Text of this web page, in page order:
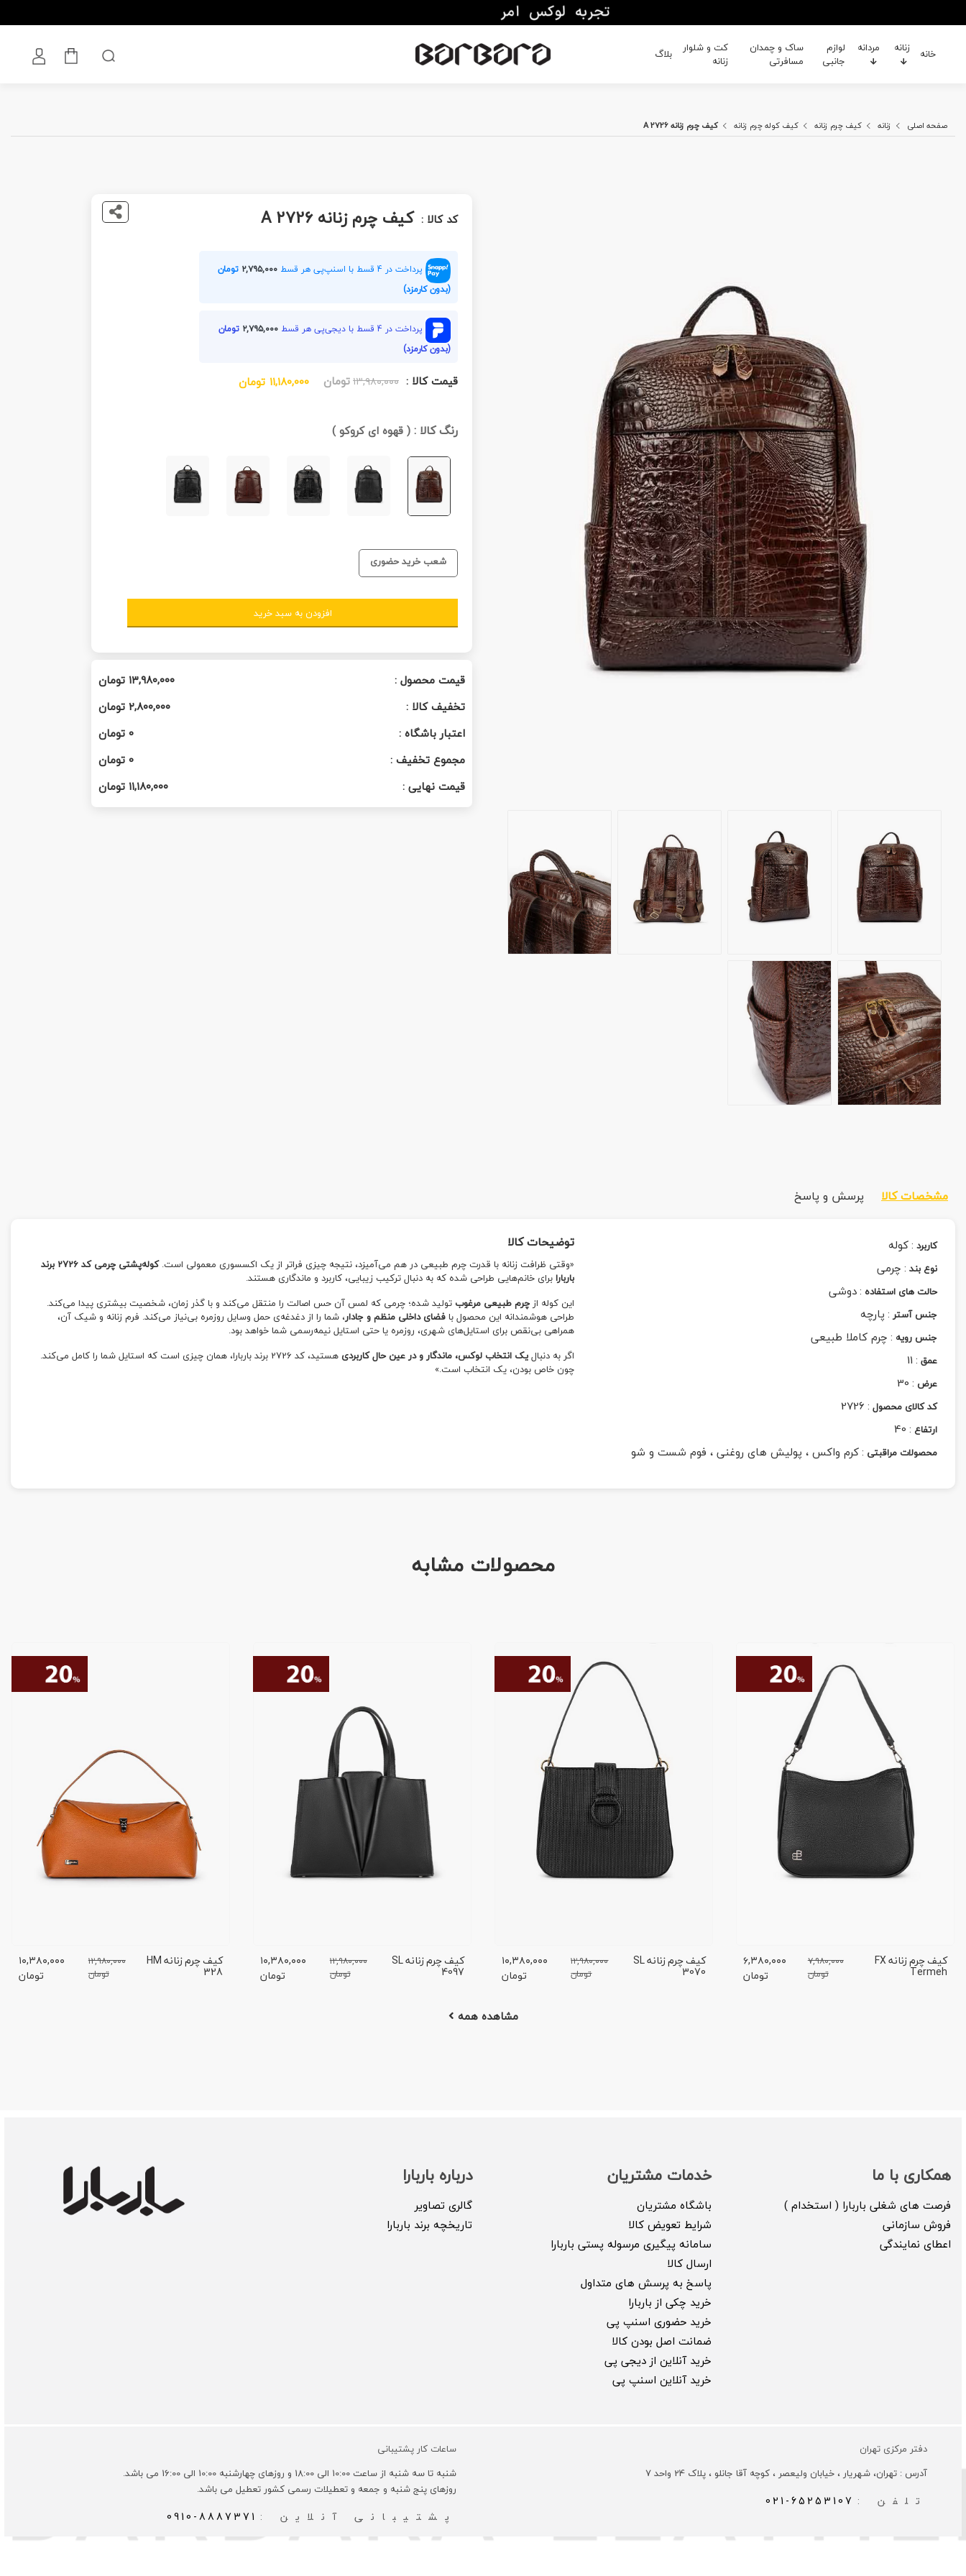
خانه زنانه مردانه
لوازم
جانبی
ساک و چمدان
مسافرتی
کت و شلوار
زنانه
بلاگ
صفحه اصلی زنانه کیف چرم زنانه کیف کوله چرم زنانه کیف چرم زنانه A 2726
کد کالا : کیف چرم زنانه A 2726
پرداخت در 4 قسط با اسنپ‌پی هر قسط ۲,۷۹۵,۰۰۰ تومان
(بدون کارمزد)
پرداخت در 4 قسط با دیجی‌پی هر قسط ۲,۷۹۵,۰۰۰ تومان
(بدون کارمزد)
قیمت کالا : ۱۳,۹۸۰,۰۰۰تومان ۱۱,۱۸۰,۰۰۰ تومان
رنگ کالا :(قهوه ای کروکو)
شعب خرید حضوری
افزودن به سبد خرید
قیمت محصول : ۱۳,۹۸۰,۰۰۰ تومان
تخفیف کالا :
۲,۸۰۰,۰۰۰تومان
اعتبار باشگاه :
0تومان
مجموع تخفیف :
0تومان
قیمت نهایی :
۱۱,۱۸۰,۰۰۰ تومان
مشخصات کالا پرسش و پاسخ
کاربرد :کوله
نوع بند :چرمی
حالت های استفاده :دوشی
جنس آستر :پارچه
جنس رویه :چرم کاملا طبیعی
عمق :
11
عرض :
30
کد کالای محصول :
2726
ارتفاع :
40
محصولات مراقبتی :کرم واکس ، پولیش های روغنی ، فوم شست و شو
توضیحات کالا
«وقتی ظرافت زنانه با قدرت چرم طبیعی در هم می‌آمیزد، نتیجه چیزی فراتر از یک اکسسوری معمولی است.
کوله‌پشتی چرمی کد 2726 برند
باربارابرای خانم‌هایی طراحی شده که به دنبال ترکیب زیبایی، کاربرد و ماندگاری هستند.
این کوله ازچرم طبیعی مرغوب تولید شده؛ چرمی که لمس آن حس اصالت را منتقل می‌کند و با گذر زمان، شخصیت بیشتری پیدا می‌کند.
طراحی هوشمندانه این محصول بافضای داخلی منظم و جادار، شما را از دغدغه‌ی حمل وسایل روزمره بی‌نیاز می‌کند. فرم زنانه و شیک آن،
همراهی بی‌نقص برای استایل‌های شهری، روزمره یا حتی استایل نیمه‌رسمی شما خواهد بود.
اگر به دنبالیک انتخاب لوکس، ماندگار و در عین حال کاربردی
هستید، کد 2726 برند باربارا، همان چیزی است که استایل شما را کامل می‌کند.
چون خاص بودن، یک انتخاب است.»
محصولات مشابه
کیف چرم زنانه FX
Termeh
۷,۹۸۰,۰۰۰
تومان
۶,۳۸۰,۰۰۰
تومان
کیف چرم زنانه SL
3070
۱۲,۹۸۰,۰۰۰
تومان
۱۰,۳۸۰,۰۰۰
تومان
کیف چرم زنانه SL
4097
۱۲,۹۸۰,۰۰۰
تومان
۱۰,۳۸۰,۰۰۰
تومان
کیف چرم زنانه HM
328
۱۲,۹۸۰,۰۰۰
تومان
۱۰,۳۸۰,۰۰۰
تومان
مشاهده همه
همکاری با ما
فرصت های شغلی باربارا ( استخدام )
فروش سازمانی
اعطای نمایندگی
خدمات مشتریان
باشگاه مشتریان
شرایط تعویض کالا
سامانه پیگیری مرسوله پستی باربارا
ارسال کالا
پاسخ به پرسش های متداول
خرید چکی از باربارا
خرید حضوری اسنپ پی
ضمانت اصل بودن کالا
خرید آنلاین از دیجی پی
خرید آنلاین اسنپ پی
درباره باربارا
گالری تصاویر
تاریخچه برند باربارا
دفتر مرکزی تهران
آدرس : تهران، شهریار ، خیابان ولیعصر ، کوچه آقا جانلو ، پلاک 24 واحد 7
تلفن : 021-65253107
ساعات کار پشتیبانی
شنبه تا سه شنبه از ساعت 10:00 الی 18:00 و روزهای چهارشنبه 10:00 الی 16:00 می باشد.
روزهای پنج شنبه و جمعه و تعطیلات رسمی کشور تعطیل می باشد.
پشتیبانی آنلاین : 0910-8887371